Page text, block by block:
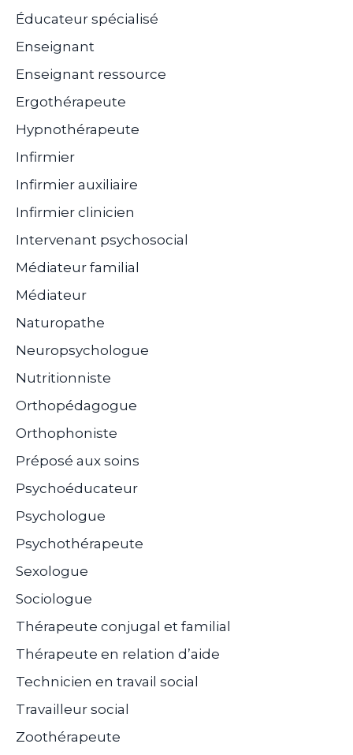
Éducateur spécialisé
Enseignant
Enseignant ressource
Ergothérapeute
Hypnothérapeute
Infirmier
Infirmier auxiliaire
Infirmier clinicien
Intervenant psychosocial
Médiateur familial
Médiateur
Naturopathe
Neuropsychologue
Nutritionniste
Orthopédagogue
Orthophoniste
Préposé aux soins
Psychoéducateur
Psychologue
Psychothérapeute
Sexologue
Sociologue
Thérapeute conjugal et familial
Thérapeute en relation d’aide
Technicien en travail social
Travailleur social
Zoothérapeute